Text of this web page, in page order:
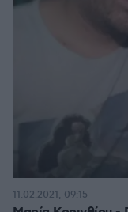
11.02.2021, 09:15